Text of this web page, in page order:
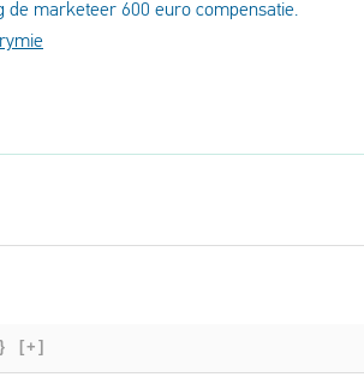
de marketeer 600 euro compensatie.
[+]